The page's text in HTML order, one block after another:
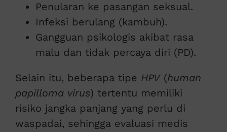
Penularan ke pasangan seksual.
Infeksi berulang (kambuh).
Gangguan psikologis akibat rasa
malu dan tidak percaya diri (PD).
Selain itu, beberapa tipe HPV(human
papilloma virus) tertentu memiliki
risiko jangka panjang yang perlu di
waspadai, sehingga evaluasi medis